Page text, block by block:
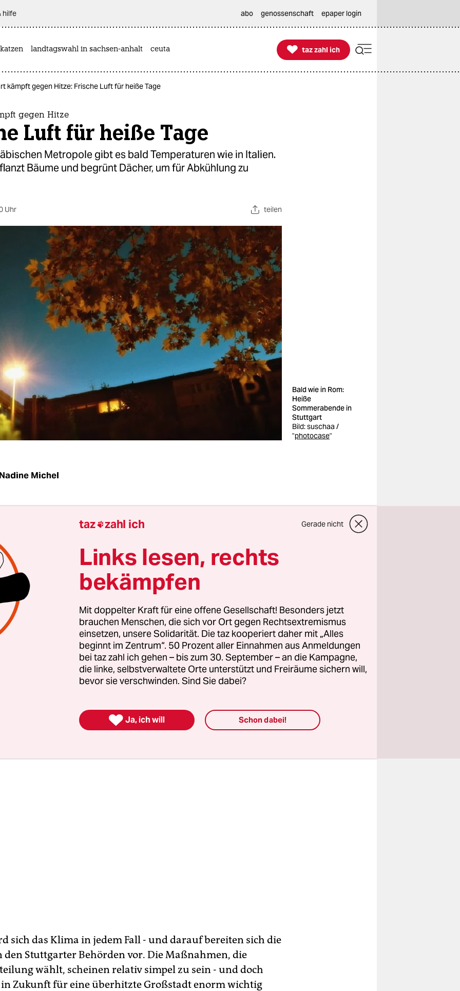
hilfe abo genossenschaft epaper login
katzen landtagswahl in sachsen-anhalt ceuta 
taz zahl ich
taz zahl ich
kämpft gegen Hitze: Frische Luft für heiße Tage
gegen Hitze
Luft für heiße Tage
Metropole gibt es bald Temperaturen wie in Italien.
Bäume und begrünt Dächer, um für Abkühlung zu
Uhr teilen
Bald wie in Rom:
Heiße
Sommerabende in
Stuttgart
Bild:suschaa /
"photocase"
Nadine Michel
zu sehr ins Schwitzen geraten, holen sie sich Rat bei
Er arbeitet in der Abteilung Stadtklimatologie des Amts
in Stuttgart. Eine Abteilung, die es schon seit 1938
Vorreiter gilt, wenn es darum geht, "Hitzestress" in einer
zu vermeiden. Denn im Zuge des Klimawandels
wie 2003 in der baden-württembergischen
zur Regel werden.
Jahren herrscht in Stuttgart ein Klima wie in Florenz oder
je nachdem ob wir das Zweigradziel im Klimaschutz
nicht", sagt Andre Baumann vom Umweltverband Nabu
Das Zweigradziel gilt unter Experten als die
wenn sich die Erderwärmung auf zwei Grad
sich das Klima in jedem Fall - und darauf bereiten sich die
den Stuttgarter Behörden vor. Die Maßnahmen, die
wählt, scheinen relativ simpel zu sein - und doch
in Zukunft für eine überhitzte Großstadt enorm wichtig
taz zahl ich Gerade nicht
Links lesen, rechts
bekämpfen
Mit doppelter Kraft für eine offene Gesellschaft! Besonders jetzt
brauchen Menschen, die sich vor Ort gegen Rechtsextremismus
einsetzen, unsere Solidarität. Die taz kooperiert daher mit „Alles
beginnt im Zentrum“. 50 Prozent aller Einnahmen aus Anmeldungen
bei taz zahl ich gehen – bis zum 30. September – an die Kampagne,
die linke, selbstverwaltete Orte unterstützt und Freiräume sichern will,
bevor sie verschwinden. Sind Sie dabei?
 Ja, ich will Schon dabei!